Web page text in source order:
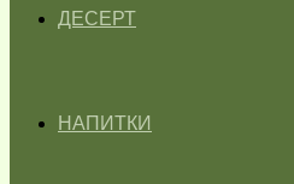
ДЕСЕРТ
НАПИТКИ